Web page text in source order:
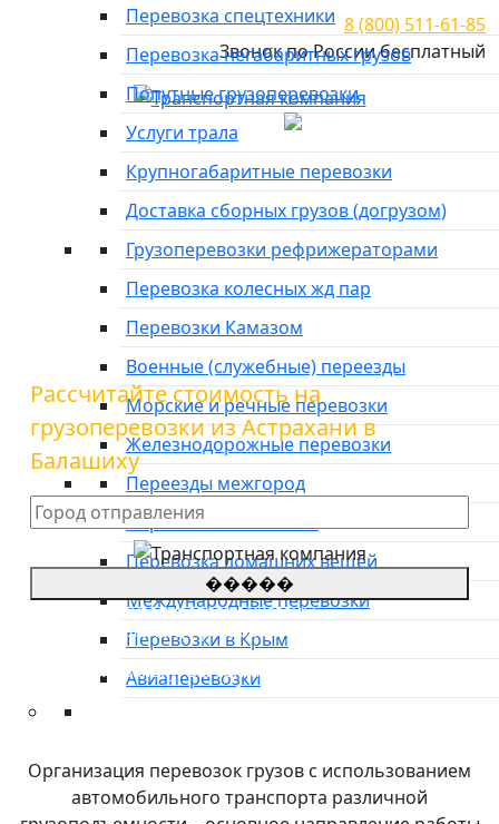
Город отправки
8 (800) 511-61-85
Звонок по России бесплатный
Перевозка спецтехники
Перевозка негабаритных грузов
Попутные грузоперевозки
Услуги трала
Крупногабаритные перевозки
Доставка сборных грузов (догрузом)
Грузоперевозки рефрижераторами
Перевозка колесных жд пар
Перевозки Камазом
Военные (служебные) переезды
Морские и речные перевозки
Железнодорожные перевозки
Переезды межгород
Перевозка автовозом
Перевозка домашних вещей
Международные перевозки
Перевозки в Крым
Авиаперевозки
О компании
Направления
Тарифы
Тарифы»Грузоперевозки из Астрахани в
Грузоперевозки из
Астрахани в Балашиху
Рассчитайте стоимость на
грузоперевозки из Астрахани в
Балашиху
�����
*Цены на грузоперевозки указаны
приблизительные, просьба оставить заявку для
уточнения стоимости.
**оставляя заявку, Вы соглашаетесь с
конфиденциальности сайта
Организация перевозок грузов с использованием
автомобильного транспорта различной